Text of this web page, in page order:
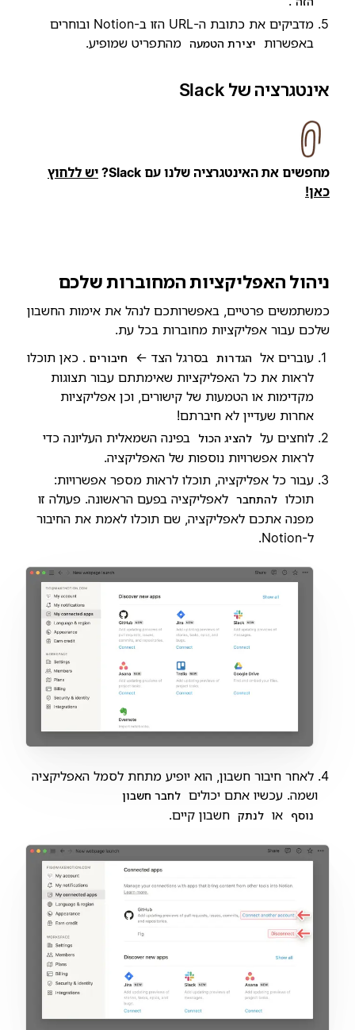
מדביקים את כתובת ה-URL הזו ב-Notion ובוחרים
באפשרות
יצירת הטמעה מהתפריט שמופיע.
אינטגרציה של Slack
מחפשים את האינטגרציה שלנו עם Slack?
יש ללחוץ
כאן!
ניהול האפליקציות המחוברות שלכם
כמשתמשים פרטיים, באפשרותכם לנהל את אימות החשבון
שלכם עבור אפליקציות מחוברות בכל עת.
עוברים אל
הגדרות בסרגל הצד ← חיבורים . כאן תוכלו
לראות את כל האפליקציות שאימתתם עבור תצוגות
מקדימות או הטמעות של קישורים, וכן אפליקציות
אחרות שעדיין לא חיברתם!
לוחצים על להציג הכול
בפינה השמאלית העליונה כדי
לראות אפשרויות נוספות של האפליקציה.
עבור כל אפליקציה, תוכלו לראות מספר אפשרויות:
תוכלו להתחבר לאפליקציה בפעם הראשונה. פעולה זו
מפנה אתכם לאפליקציה, שם תוכלו לאמת את החיבור
ל-Notion.
לאחר חיבור חשבון, הוא יופיע מתחת לסמל האפליקציה
ושמה. עכשיו אתם יכולים לחבר חשבון
נוסף
או לנתק חשבון קיים.